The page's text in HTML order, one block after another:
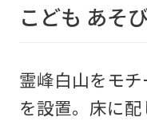
こども あそ
霊峰白山をモ
を設置。床に